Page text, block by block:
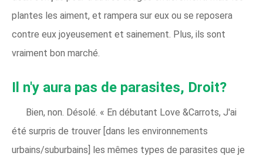
plantes les aiment, et rampera sur eux ou se reposera
contre eux joyeusement et sainement. Plus, ils sont
vraiment bon marché.
Il n'y aura pas de parasites, Droit?
Bien, non. Désolé. « En débutant Love &Carrots, J'ai
été surpris de trouver [dans les environnements
urbains/suburbains] les mêmes types de parasites que je